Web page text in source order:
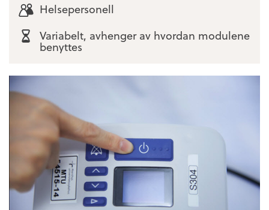
Helsepersonell
Variabelt, avhenger av hvordan modulene
benyttes